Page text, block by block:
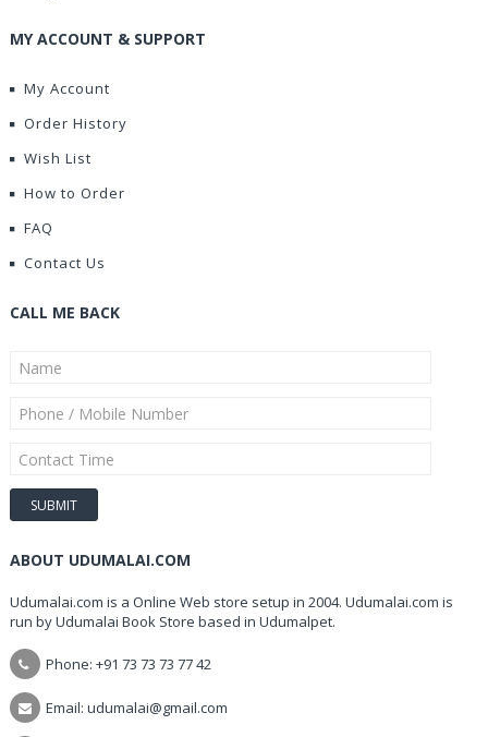
MY ACCOUNT & SUPPORT
My Account
Order History
Wish List
How to Order
FAQ
Contact Us
CALL ME BACK
ABOUT UDUMALAI.COM
Udumalai.com is a Online Web store setup in 2004. Udumalai.com is
run by Udumalai Book Store based in Udumalpet.
Phone: +91 73 73 73 77 42
Email: udumalai@gmail.com